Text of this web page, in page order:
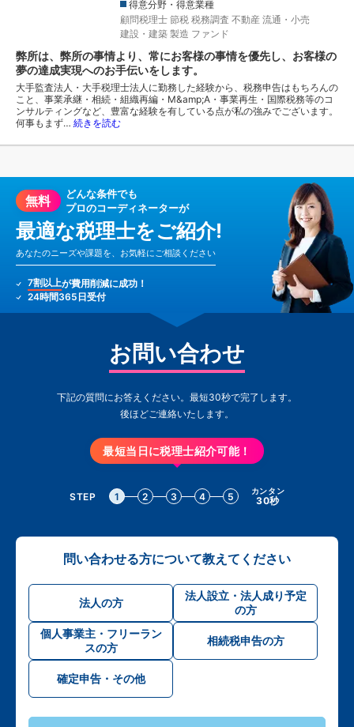
得意分野・得意業種
顧問税理士 節税 税務調査 不動産 流通・小売
建設・建築 製造 ファンド
弊所は、弊所の事情より、常にお客様の事情を優先し、お客様の
夢の達成実現へのお手伝いをします。
大手監査法人・大手税理士法人に勤務した経験から、税務申告はもちろんの
こと、事業承継・相続・組織再編・M&amp;A・事業再生・国際税務等のコ
ンサルティングなど、豊富な経験を有している点が私の強みでございます。
何事もまず… 続きを読む
無料
どんな条件でも
プロのコーディネーターが
最適な税理士をご紹介!
あなたのニーズや課題を、お気軽にご相談ください
7割以上が費用削減に成功！
24時間365日受付
お問い合わせ
下記の質問にお答えください。最短30秒で完了します。
後ほどご連絡いたします。
最短当日に税理士紹介可能！
STEP 1 2 3 4 5 カンタン
30秒
問い合わせる方について教えてください
法人の方
法人設立・法人成り予定
の方
個人事業主・フリーラン
スの方
相続税申告の方
確定申告・その他